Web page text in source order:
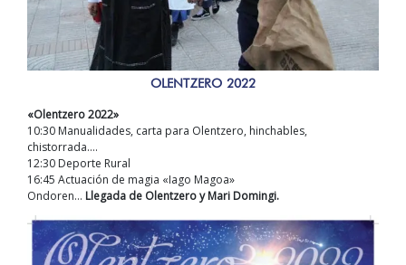
OLENTZERO 2022
«Olentzero 2022»
10:30 Manualidades, carta para Olentzero, hinchables,
chistorrada….
12:30 Deporte Rural
16:45 Actuación de magia «Iago Magoa»
Ondoren… Llegada de Olentzero y Mari Domingi.